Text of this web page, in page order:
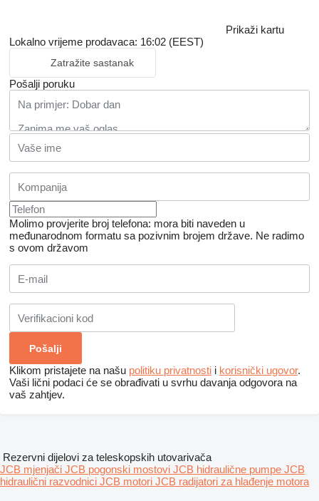
Prikaži kartu
Lokalno vrijeme prodavaca: 16:02 (EEST)
Zatražite sastanak
Pošalji poruku
Molimo provjerite broj telefona: mora biti naveden u
međunarodnom formatu sa pozivnim brojem države. Ne radimo
s ovom državom
Klikom pristajete na našu politiku privatnosti i korisnički ugovor.
Vaši lični podaci će se obrađivati ​​u svrhu davanja odgovora na
vaš zahtjev.
Rezervni dijelovi za teleskopskih utovarivača
JCB mjenjači JCB pogonski mostovi JCB hidraulične pumpe JCB
hidraulični razvodnici JCB motori JCB radijatori za hlađenje motora